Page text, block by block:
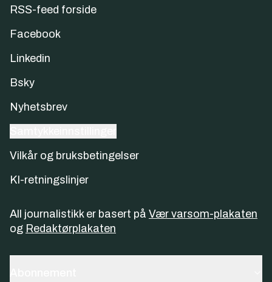
RSS-feed forside
Facebook
Linkedin
Bsky
Nyhetsbrev
Vilkår og bruksbetingelser
KI-retningslinjer
All journalistikk er basert på Vær varsom-plakaten
og Redaktørplakaten